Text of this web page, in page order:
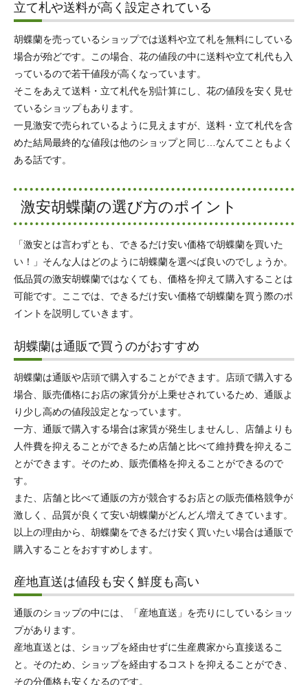
立て札や送料が高く設定されている
胡蝶蘭を売っているショップでは送料や立て札を無料にしている
場合が殆どです。この場合、花の値段の中に送料や立て札代も入
っているので若干値段が高くなっています。
そこをあえて送料・立て札代を別計算にし、花の値段を安く見せ
ているショップもあります。
一見激安で売られているように見えますが、送料・立て札代を含
めた結局最終的な値段は他のショップと同じ…なんてこともよく
ある話です。
激安胡蝶蘭の選び方のポイント
「激安とは言わずとも、できるだけ安い価格で胡蝶蘭を買いた
い！」そんな人はどのように胡蝶蘭を選べば良いのでしょうか。
低品質の激安胡蝶蘭ではなくても、価格を抑えて購入することは
可能です。ここでは、できるだけ安い価格で胡蝶蘭を買う際のポ
イントを説明していきます。
胡蝶蘭は通販で買うのがおすすめ
胡蝶蘭は通販や店頭で購入することができます。店頭で購入する
場合、販売価格にお店の家賃分が上乗せされているため、通販よ
り少し高めの値段設定となっています。
一方、通販で購入する場合は家賃が発生しませんし、店舗よりも
人件費を抑えることができるため店舗と比べて維持費を抑えるこ
とができます。そのため、販売価格を抑えることができるので
す。
また、店舗と比べて通販の方が競合するお店との販売価格競争が
激しく、品質が良くて安い胡蝶蘭がどんどん増えてきています。
以上の理由から、胡蝶蘭をできるだけ安く買いたい場合は通販で
購入することをおすすめします。
産地直送は値段も安く鮮度も高い
通販のショップの中には、「産地直送」を売りにしているショッ
プがあります。
産地直送とは、ショップを経由せずに生産農家から直接送るこ
と。そのため、ショップを経由するコストを抑えることができ、
その分価格も安くなるのです。